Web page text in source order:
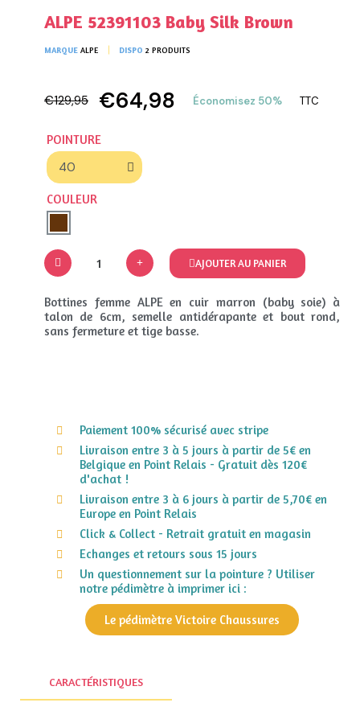
ALPE 52391103 Baby Silk Brown
MARQUE ALPE DISPO 2 PRODUITS
€129,95 €64,98 Économisez 50% TTC
POINTURE
COULEUR
AJOUTER AU PANIER
Bottines femme ALPE en cuir marron (baby soie) à
talon de 6cm, semelle antidérapante et bout rond,
sans fermeture et tige basse.
Paiement 100% sécurisé avec stripe
Livraison entre 3 à 5 jours à partir de 5€ en
Belgique en Point Relais - Gratuit dès 120€
d'achat !
Livraison entre 3 à 6 jours à partir de 5,70€ en
Europe en Point Relais
Click & Collect - Retrait gratuit en magasin
Echanges et retours sous 15 jours
Un questionnement sur la pointure ? Utiliser
notre pédimètre à imprimer ici :
Le pédimètre Victoire Chaussures
CARACTÉRISTIQUES